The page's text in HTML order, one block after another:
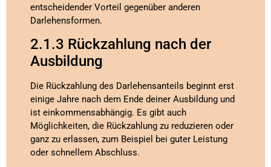
entscheidender Vorteil gegenüber anderen
Darlehensformen.
2.1.3 Rückzahlung nach der
Ausbildung
Die Rückzahlung des Darlehensanteils beginnt erst
einige Jahre nach dem Ende deiner Ausbildung und
ist einkommensabhängig. Es gibt auch
Möglichkeiten, die Rückzahlung zu reduzieren oder
ganz zu erlassen, zum Beispiel bei guter Leistung
oder schnellem Abschluss.